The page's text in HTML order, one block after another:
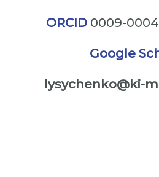
ORCID 0009-
Google
lysychenko@ki-